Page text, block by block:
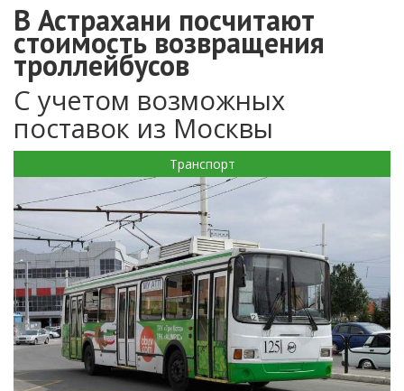
В Астрахани посчитают
стоимость возвращения
троллейбусов
С учетом возможных
поставок из Москвы
Транспорт